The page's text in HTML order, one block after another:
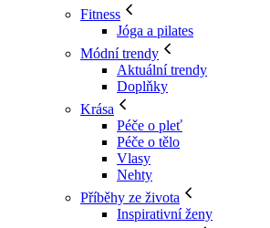
Fitness
Jóga a pilates
Módní trendy
Aktuální trendy
Doplňky
Krása
Péče o pleť
Péče o tělo
Vlasy
Nehty
Příběhy ze života
Inspirativní ženy